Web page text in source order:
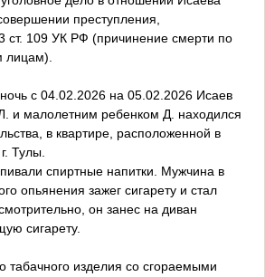
преступления,
ст. 109 УК РФ (причинение смерти по
лицам).
с 04.02.2026 на 05.02.2026 Исаев
и малолетним ребенком Д. находился
в квартире, расположенной в
Тулы.
спиртные напитки. Мужчина в
опьянения зажег сигарету и стал
он занес на диван
сигарету.
табачного изделия со сгораемыми